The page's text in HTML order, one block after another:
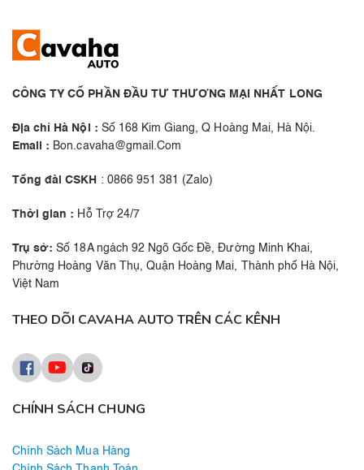
CÔNG TY CỔ PHẦN ĐẦU TƯ THƯƠNG MẠI NHẤT LONG
Địa chỉ Hà Nội : Số 168 Kim Giang, Q Hoàng Mai, Hà Nội.
Email : Bon.cavaha@gmail.Com
Tổng đài CSKH : 0866 951 381 (Zalo)
Thời gian : Hỗ Trợ 24/7
Trụ sở: Số 18A ngách 92 Ngõ Gốc Đề, Đường Minh Khai,
Phường Hoàng Văn Thụ, Quận Hoàng Mai, Thành phố Hà Nội,
Việt Nam
CHÍNH SÁCH CHUNG
Chính Sách Mua Hàng
THEO DÕI CAVAHA AUTO TRÊN CÁC KÊNH